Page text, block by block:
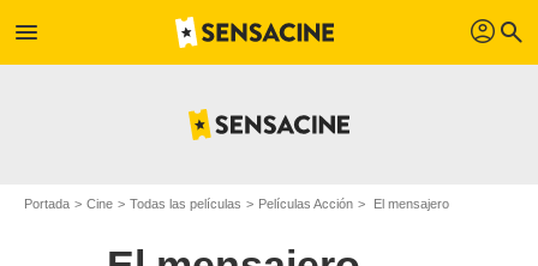
menu profil search
Portada Cine Todas las películas Películas Acción El mensajero